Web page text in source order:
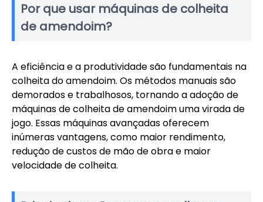
Por que usar máquinas de colheita
de amendoim?
A eficiência e a produtividade são fundamentais na
colheita do amendoim. Os métodos manuais são
demorados e trabalhosos, tornando a adoção de
máquinas de colheita de amendoim uma virada de
jogo. Essas máquinas avançadas oferecem
inúmeras vantagens, como maior rendimento,
redução de custos de mão de obra e maior
velocidade de colheita.